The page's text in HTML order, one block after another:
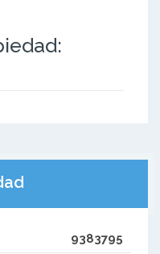
9383795